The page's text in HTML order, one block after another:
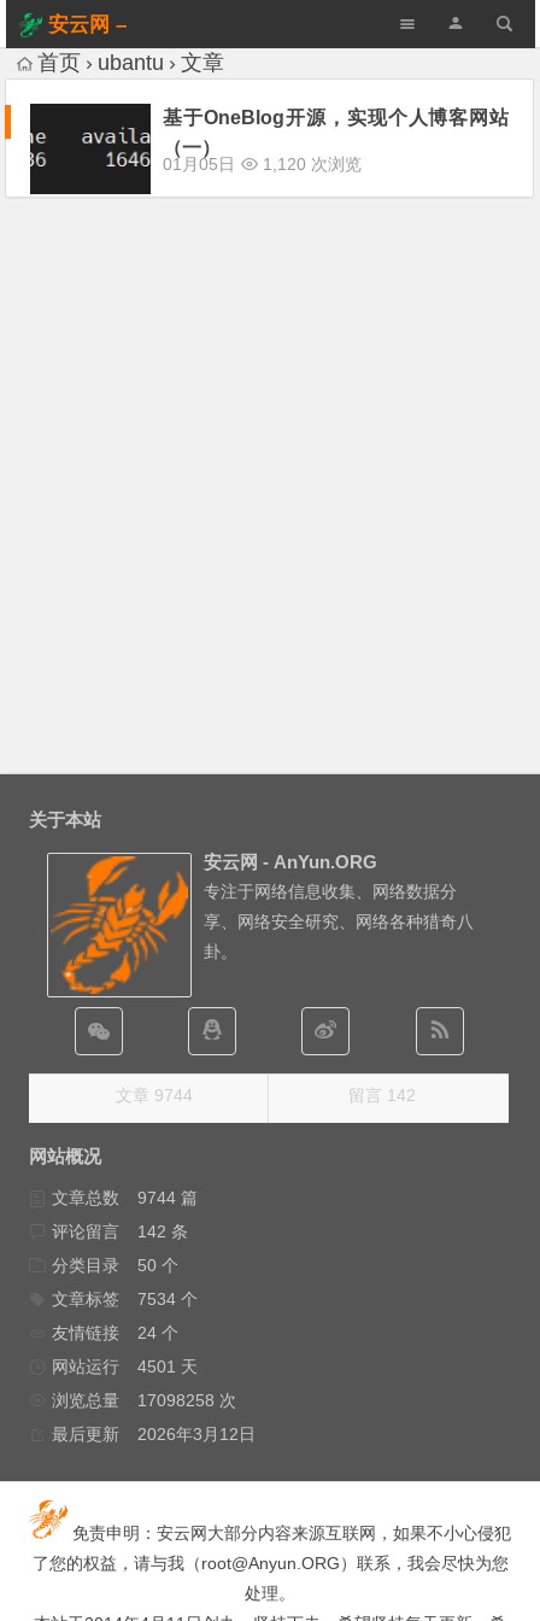
安云网 –
AnYun.ORG
首页 ubantu 文章
基于OneBlog开源，实现个人博客网站
（一）
01月05日 1,120 次浏览
关于本站
安云网 - AnYun.ORG
专注于网络信息收集、网络数据分
享、网络安全研究、网络各种猎奇八
卦。
文章 9744 留言 142
网站概况
文章总数
9744 篇
评论留言
142 条
分类目录
50 个
文章标签
7534 个
友情链接
24 个
网站运行
4501 天
浏览总量
17098258 次
最后更新
2026年3月12日
免责申明：安云网大部分内容来源互联网，如果不小心侵犯
了您的权益，请与我（root@Anyun.ORG）联系，我会尽快为您
处理。